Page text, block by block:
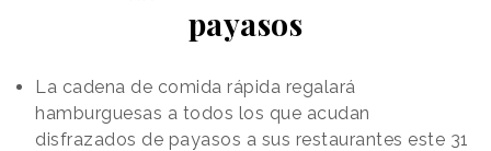
payasos
La cadena de comida rápida regalará
hamburguesas a todos los que acudan
disfrazados de payasos a sus restaurantes este 31